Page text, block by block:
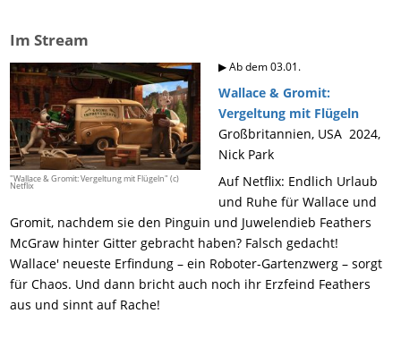
Im Stream
"Wallace & Gromit: Vergeltung mit Flügeln" (c)
Netflix
▶ Ab dem 03.01.
Wallace & Gromit:
Vergeltung mit Flügeln
Großbritannien, USA 2024,
Nick Park
Auf Netflix: Endlich Urlaub
und Ruhe für Wallace und
Gromit, nachdem sie den Pinguin und Juwelendieb Feathers
McGraw hinter Gitter gebracht haben? Falsch gedacht!
Wallace' neueste Erfindung – ein Roboter-Gartenzwerg – sorgt
für Chaos. Und dann bricht auch noch ihr Erzfeind Feathers
aus und sinnt auf Rache!